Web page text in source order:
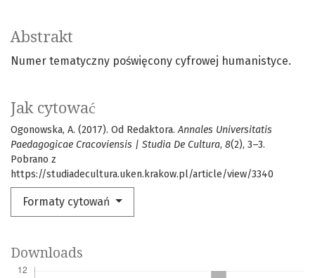
Jak cytować
Ogonowska, A. (2017). Od Redaktora.Annales Universitatis
Paedagogicae Cracoviensis | Studia De Cultura, 8(2), 3–3.
Pobrano z
https://studiadecultura.uken.krakow.pl/article/view/3340
Formaty cytowań
Abstrakt
Numer tematyczny poświęcony cyfrowej humanistyce.
Downloads